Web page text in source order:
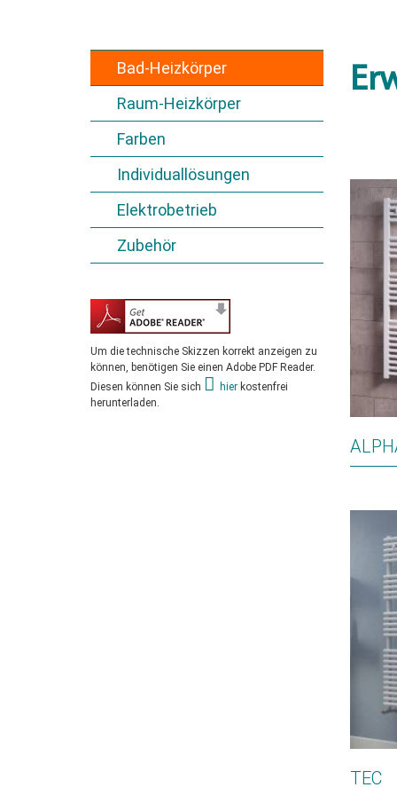
Bad-Heizkörper
Raum-Heizkörper
Farben
Individuallösungen
Elektrobetrieb
Zubehör
Um die technische Skizzen korrekt anzeigen zu
können, benötigen Sie einen Adobe PDF Reader.
Diesen können Sie sich
hier kostenfrei
herunterladen.
TEC